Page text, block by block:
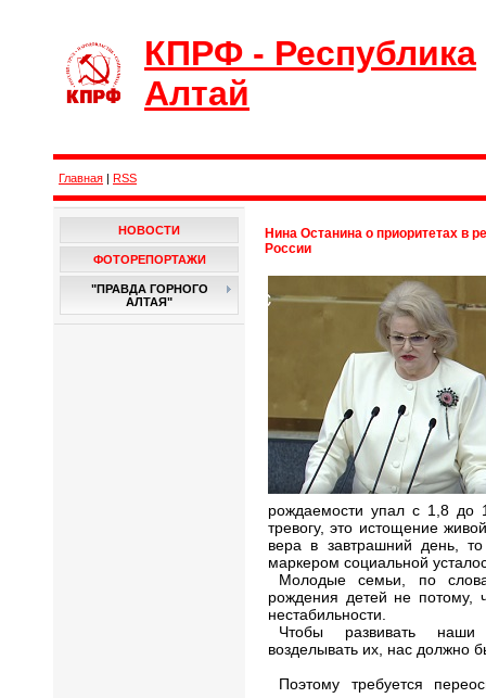
КПРФ - Республика
Алтай
Главная | RSS
НОВОСТИ
ФОТОРЕПОРТАЖИ
"ПРАВДА ГОРНОГО
АЛТАЯ"
Нина Останина о приоритетах в
России
рождаемости упал с 1,8 до
тревогу, это истощение
вера в завтрашний день,
маркером социальной
Молодые семьи, по
рождения детей не потому,
нестабильности.
Чтобы развивать наши
возделывать их, нас должно
Поэтому требуется